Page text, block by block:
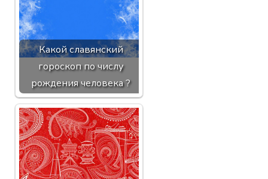
Какой славянский
гороскоп по числу
рождения человека ?